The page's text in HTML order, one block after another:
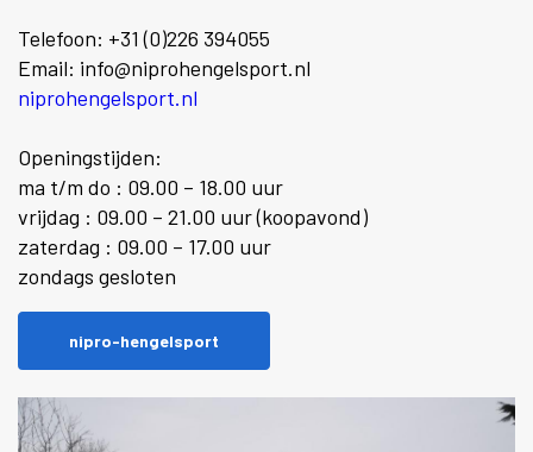
Telefoon: +31 (0)226 394055
Email: info@niprohengelsport.nl
niprohengelsport.nl
Openingstijden:
ma t/m do : 09.00 – 18.00 uur
vrijdag : 09.00 – 21.00 uur (koopavond)
zaterdag : 09.00 – 17.00 uur
zondags gesloten
nipro-hengelsport